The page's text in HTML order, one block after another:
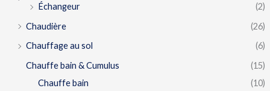
Échangeur
(2)
Chaudière
(26)
Chauffage au sol
(6)
Chauffe bain & Cumulus
(15)
Chauffe bain
(10)